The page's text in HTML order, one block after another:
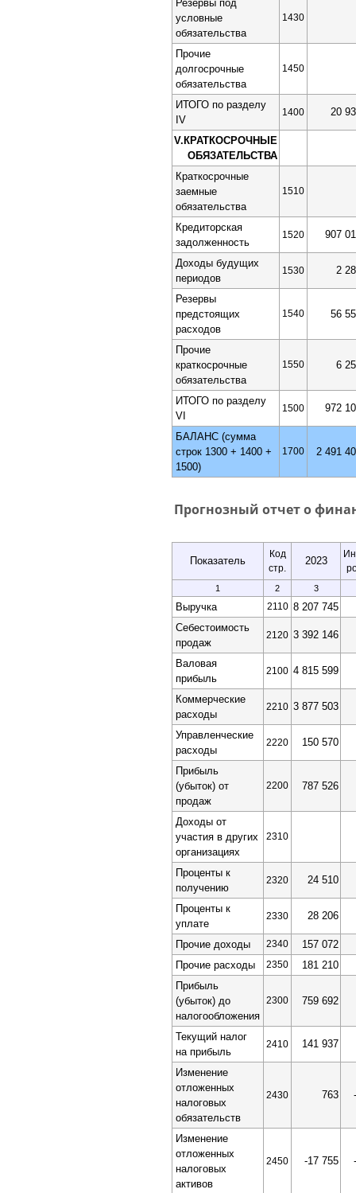
Резервы под
условные
обязательства
1430
Прочие
долгосрочные
обязательства
1450
ИТОГО по разделу
IV
1400 20
V.КРАТКОСРОЧНЫЕ
ОБЯЗАТЕЛЬСТВА
Краткосрочные
заемные
обязательства
1510
Кредиторская
задолженность
1520 907
Доходы будущих
периодов
1530 2
Резервы
предстоящих
расходов
1540 56
Прочие
краткосрочные
обязательства
1550 6
ИТОГО по разделу
VI
1500 972
БАЛАНС (сумма
строк 1300 + 1400 +
1500)
1700 2 491
Прогнозный отчет о
Показатель
Код
стр.
2023
1 2 3
Выручка 2110 8 207 745
Себестоимость
продаж
2120 3 392 146
Валовая
прибыль
2100 4 815 599
Коммерческие
расходы
2210 3 877 503
Управленческие
расходы
2220 150 570
Прибыль
(убыток) от
продаж
2200 787 526
Доходы от
участия в других
организациях
2310
Проценты к
получению
2320 24 510
Проценты к
уплате
2330 28 206
Прочие доходы 2340
157 072
Прочие расходы
2350
181 210
Прибыль
(убыток) до
налогообложения
2300 759 692
Текущий налог
на прибыль
2410 141 937
Изменение
отложенных
налоговых
обязательств
2430 763
Изменение
отложенных
налоговых
активов
2450 -17 755